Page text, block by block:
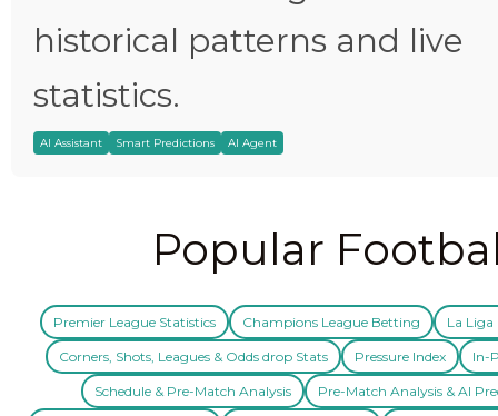
historical patterns and live
statistics.
AI Assistant Smart Predictions AI Agent
Popular
Premier League Statistics Champions League Betting La Liga
Corners, Shots, Leagues & Odds drop Stats Pressure Index In-
Schedule & Pre-Match Analysis Pre-Match Analysis & AI